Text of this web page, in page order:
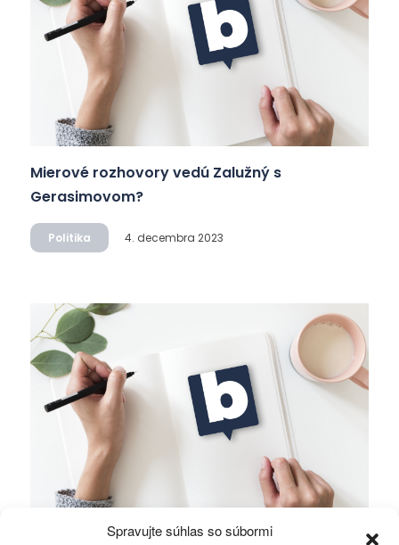
Spravujte súhlas so súbormi
Mierové rozhovory vedú Zalužný s
Gerasimovom?
Politika 4. decembra 2023